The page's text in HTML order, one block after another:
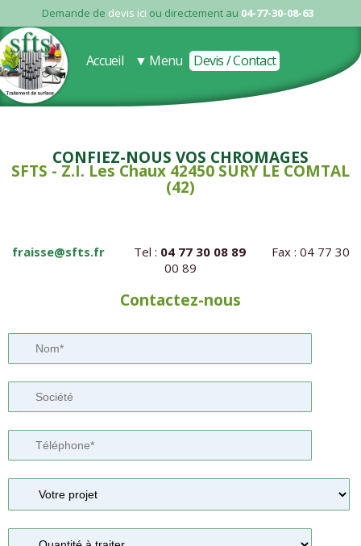
Demande de devis ici ou directement au 04-77-30-08-63
Accueil ▼ Menu Devis / Contact
Confiez-nous vos chromages
SFTS - Z.I. Les Chaux 42450 SURY LE COMTAL
(42)
fraisse@sfts.frTel : 04 77 30 08 89Fax : 04 77 30
00 89
Contactez-nous